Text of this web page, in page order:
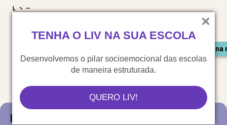
TENHA O LIV NA SUA ESCOLA
Desenvolvemos o pilar socioemocional das escolas
de maneira estruturada.
QUERO LIV!
Saiu
Blog